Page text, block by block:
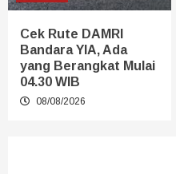
Cek Rute DAMRI
Bandara YIA, Ada
yang Berangkat Mulai
04.30 WIB
08/08/2026